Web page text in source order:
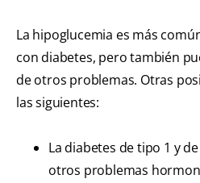
La hipoglucemia es más
con diabetes, pero también
de otros problemas. Otras
las siguientes:
La diabetes de tipo 1 y
otros problemas